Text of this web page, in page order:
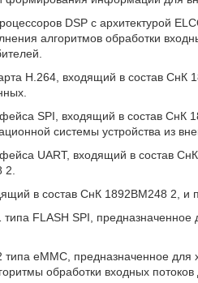
DSP с архитектурой
алгоритмов обработки
Н.264, входящий в состав
SPI, входящий в состав СнК
системы устройства из
UART, входящий в состав
в состав СнК 1892ВМ248 2,
FLASH SPI,
еММС, предназначенное для
обработки входных потоков